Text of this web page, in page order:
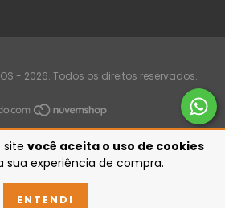
site você aceita o uso de cookies
sua experiência de compra.
ENTENDI
- 2026. Todos os direitos reservados.